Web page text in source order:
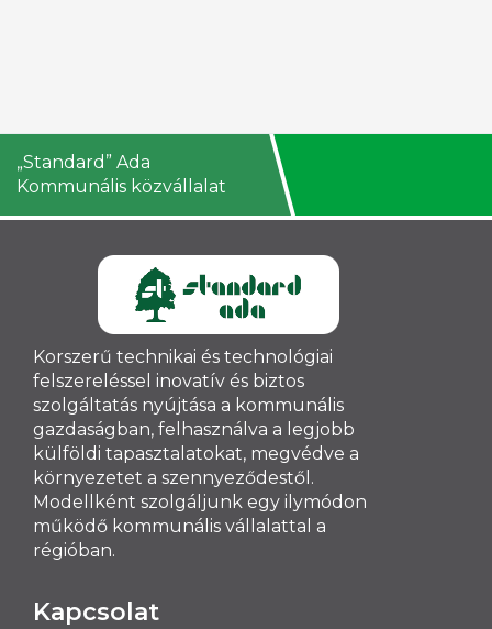
„Standard” Ada
Kommunális közvállalat
Korszerű technikai és technológiai
felszereléssel inovatív és biztos
szolgáltatás nyújtása a kommunális
gazdaságban, felhasználva a legjobb
külföldi tapasztalatokat, megvédve a
környezetet a szennyeződestől.
Modellként szolgáljunk egy ilymódon
működő kommunális vállalattal a
régióban.
Kapcsolat